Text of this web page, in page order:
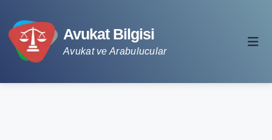
Avukat Bilgisi
Avukat ve Arabulucular